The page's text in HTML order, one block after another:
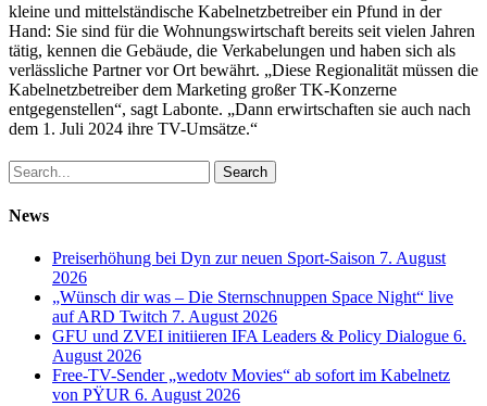
kleine und mittelständische Kabelnetzbetreiber ein Pfund in der
Hand: Sie sind für die Wohnungswirtschaft bereits seit vielen Jahren
tätig, kennen die Gebäude, die Verkabelungen und haben sich als
verlässliche Partner vor Ort bewährt. „Diese Regionalität müssen die
Kabelnetzbetreiber dem Marketing großer TK-Konzerne
entgegenstellen“, sagt Labonte. „Dann erwirtschaften sie auch nach
dem 1. Juli 2024 ihre TV-Umsätze.“
Search
News
Preiserhöhung bei Dyn zur neuen Sport-Saison 7. August
2026
„Wünsch dir was – Die Sternschnuppen Space Night“ live
auf ARD Twitch 7. August 2026
GFU und ZVEI initiieren IFA Leaders & Policy Dialogue 6.
August 2026
Free-TV-Sender „wedotv Movies“ ab sofort im Kabelnetz
von PŸUR 6. August 2026